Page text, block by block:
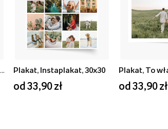
Plakat, Instaplakat, 30x30
od 33,90 zł od 33,90 zł